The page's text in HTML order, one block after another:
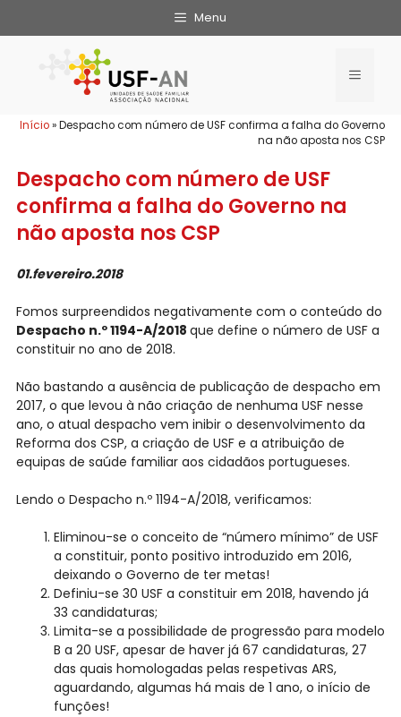
Menu
Início»Despacho com número de USF confirma a falha do Governo
na não aposta nos CSP
Despacho com número de USF
confirma a falha do Governo na
não aposta nos CSP
01.fevereiro.2018
Fomos surpreendidos negativamente com o conteúdo do
Despacho n.º 1194-A/2018 que define o número de USF a
constituir no ano de 2018.
Não bastando a ausência de publicação de despacho em
2017, o que levou à não criação de nenhuma USF nesse
ano, o atual despacho vem inibir o desenvolvimento da
Reforma dos CSP, a criação de USF e a atribuição de
equipas de saúde familiar aos cidadãos portugueses.
Lendo o Despacho n.º 1194-A/2018, verificamos:
Eliminou-se o conceito de “número mínimo” de USF
a constituir, ponto positivo introduzido em 2016,
deixando o Governo de ter metas!
Definiu-se 30 USF a constituir em 2018, havendo já
33 candidaturas;
Limita-se a possibilidade de progressão para modelo
B a 20 USF, apesar de haver já 67 candidaturas, 27
das quais homologadas pelas respetivas ARS,
aguardando, algumas há mais de 1 ano, o início de
funções!